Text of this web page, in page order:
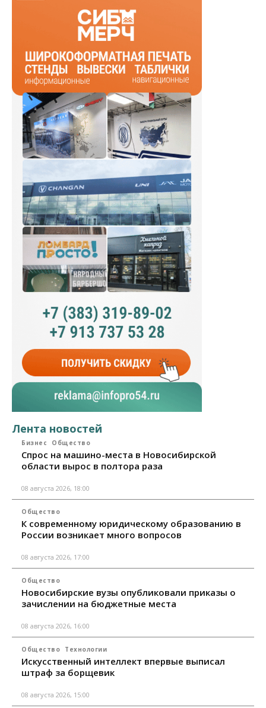
Лента новостей
Бизнес Общество
Спрос на машино-места в Новосибирской
области вырос в полтора раза
08 августа 2026, 18:00
Общество
К современному юридическому образованию в
России возникает много вопросов
08 августа 2026, 17:00
Общество
Новосибирские вузы опубликовали приказы о
зачислении на бюджетные места
08 августа 2026, 16:00
Общество Технологии
Искусственный интеллект впервые выписал
штраф за борщевик
08 августа 2026, 15:00